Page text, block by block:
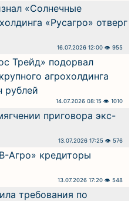
«Солнечные
«Русагро» отверг
16.07.2026 12:00 👁 955
Трейд» подорвал
агрохолдинга
рублей
14.07.2026 08:15 👁 1010
приговора экс-
13.07.2026 17:25 👁 576
Агро» кредиторы
13.07.2026 17:20 👁 548
требования по